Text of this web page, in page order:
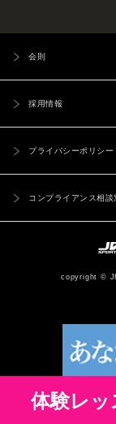
体験レッ
copyright ©
会則
採用情報
プライバシーポリシー
コンプライアンス相談